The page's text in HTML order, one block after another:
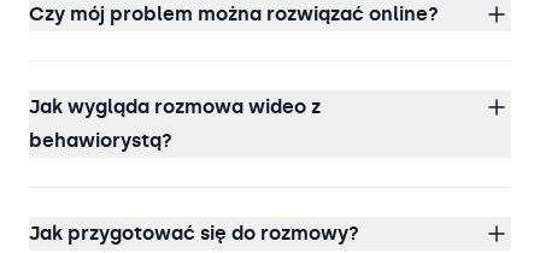
Czy mój problem można rozwiązać online?
Jak wygląda rozmowa wideo z
behawiorystą?
Jak przygotować się do rozmowy?